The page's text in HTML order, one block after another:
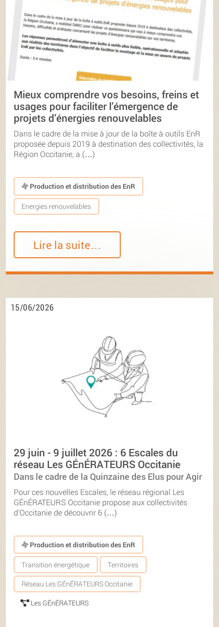
Mieux comprendre vos besoins, freins et
usages pour faciliter l’émergence de
projets d’énergies renouvelables
Dans le cadre de la mise à jour de la boîte à outils EnR
proposée depuis 2019 à destination des collectivités, la
Région Occitanie, a (…)
Production et distribution des EnR
Energies renouvelables
Lire la suite…
15/06/2026
29 juin - 9 juillet 2026 : 6 Escales du
réseau Les GÉnÉRATEURS Occitanie
Dans le cadre de la Quinzaine des Elus pour Agir
Pour ces nouvelles Escales, le réseau régional Les
GÉnÉRATEURS Occitanie propose aux collectivités
d’Occitanie de découvrir 6 (…)
Production et distribution des EnR
Transition énergétique Territoires
Réseau Les GÉnÉRATEURS Occitanie
Les GÉnÉRATEURS